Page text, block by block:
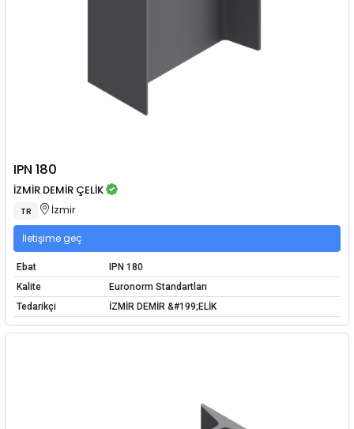
IPN 180
İZMİR DEMİR ÇELİK
TR İzmir
İletişime geç
Ebat
IPN 180
Kalite
Euronorm Standartları
Tedarikçi
İZMİR DEMİR &#199;ELİK